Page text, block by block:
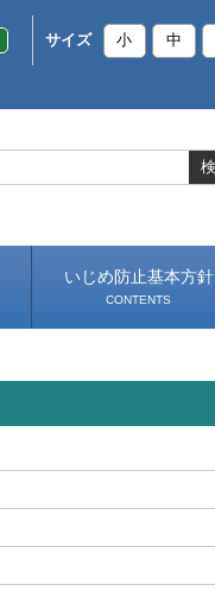
サイズ 小 中
いじめ防止基本方針
CONTENTS